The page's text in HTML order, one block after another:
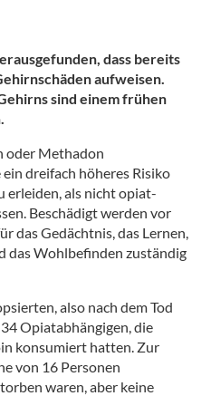
dass bereits
aufweisen.
sind einem frühen
oder Methadon
dreifach höheres Risiko
erleiden, als nicht opiat-
Beschädigt werden vor
das Gedächtnis, das Lernen,
das Wohlbefinden zuständig
also nach dem Tod
Opiatabhängigen, die
konsumiert hatten. Zur
von 16 Personen
waren, aber keine